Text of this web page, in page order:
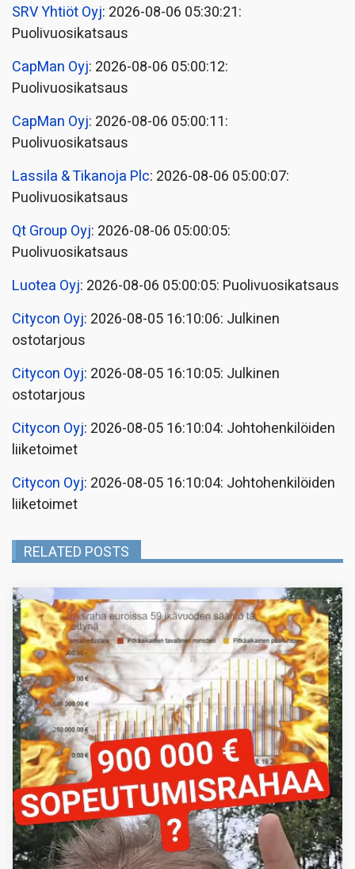
SRV Yhtiöt Oyj: 2026-08-06 05:30:21:
Puolivuosikatsaus
CapMan Oyj: 2026-08-06 05:00:12:
Puolivuosikatsaus
CapMan Oyj: 2026-08-06 05:00:11:
Puolivuosikatsaus
Lassila & Tikanoja Plc: 2026-08-06 05:00:07:
Puolivuosikatsaus
Qt Group Oyj: 2026-08-06 05:00:05:
Puolivuosikatsaus
Luotea Oyj: 2026-08-06 05:00:05: Puolivuosikatsaus
Citycon Oyj: 2026-08-05 16:10:06: Julkinen
ostotarjous
Citycon Oyj: 2026-08-05 16:10:05: Julkinen
ostotarjous
Citycon Oyj: 2026-08-05 16:10:04: Johtohenkilöiden
liiketoimet
Citycon Oyj: 2026-08-05 16:10:04: Johtohenkilöiden
liiketoimet
RELATED POSTS